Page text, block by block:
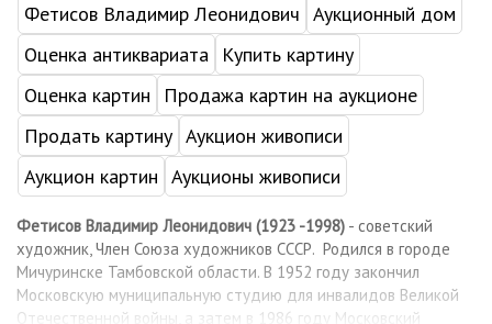
Фетисов Владимир Леонидович Аукционный дом
Оценка антиквариата
Купить картину
Оценка картин
Продажа картин на аукционе
Продать картину Аукцион живописи
Аукцион картин Аукционы живописи
Фетисов Владимир Леонидович (1923 -1998) - советский
художник, Член Союза художников СССР. Родился в городе
Мичуринске Тамбовской области. В 1952 году закончил
Московскую муниципальную студию для инвалидов Великой
Отечественной войны, а затем в 1986 году Московский